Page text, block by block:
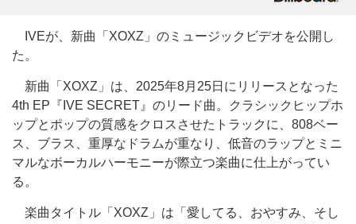
IVEが、新曲「XOXZ」のミュージックビデオを公開し
た。
新曲「XOXZ」は、2025年8月25日にリリースとなった
4th EP『IVE SECRET』のリード曲。クラシックヒップホ
ップとポップの質感をクロスさせたトラックに、808ベー
ス、ブラス、重厚なドラムが重なり、低音のラップとミニ
マルなボーカルハーモニーが際立つ楽曲に仕上がってい
る。
楽曲タイトル「XOXZ」は「愛してる、おやすみ、そし